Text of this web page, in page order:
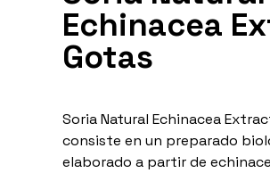
Echinacea
Gotas
Soria Natural Echinacea
consiste en un preparado
elaborado a partir de